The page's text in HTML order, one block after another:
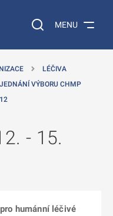
Vyhledávání na
MENU
LÉČIVA
VÝBORU CHMP
- 15.
humánní léčivé